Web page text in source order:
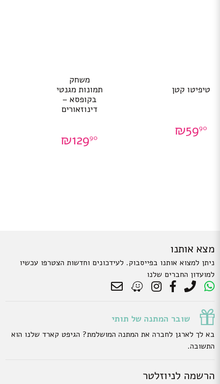
טיפיטו קטן
₪5990
משחק
תמונות מגנטי
בקופסא –
דינוזאורים
₪12990
מצא אותנו
ניתן למצוא אותנו בפייסבוק. לעידכונים וחדשות הצטרפו עכשיו
למועדון החברים שלנו
שובר המתנה של תותי
בא לך לארגן לחברה את המתנה המושלמת? הגיפט קארד שלנו הוא
התשובה.
הרשמה לניוזלטר